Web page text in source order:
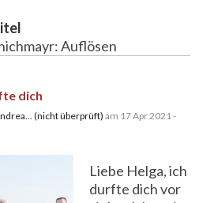
Auflösen
dich
(nicht überprüft)am 17 Apr 2021 -
Liebe Helga, ich
durfte dich vor